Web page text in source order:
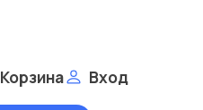
Корзина Вход